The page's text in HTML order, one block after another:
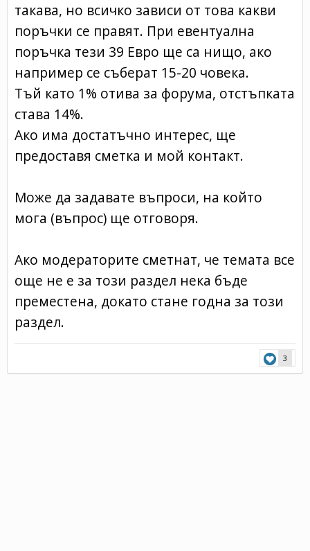
такава, но всичко зависи от това какви
поръчки се правят. При евентуална
поръчка тези 39 Евро ще са нищо, ако
например се съберат 15-20 човека.
Тъй като 1% отива за форума, отстъпката
става 14%.
Ако има достатъчно интерес, ще
предоставя сметка и мой контакт.
Може да задавате въпроси, на който
мога (въпрос) ще отговоря.
Ако модераторите сметнат, че темата все
още не е за този раздел нека бъде
преместена, докато стане годна за този
раздел.
3